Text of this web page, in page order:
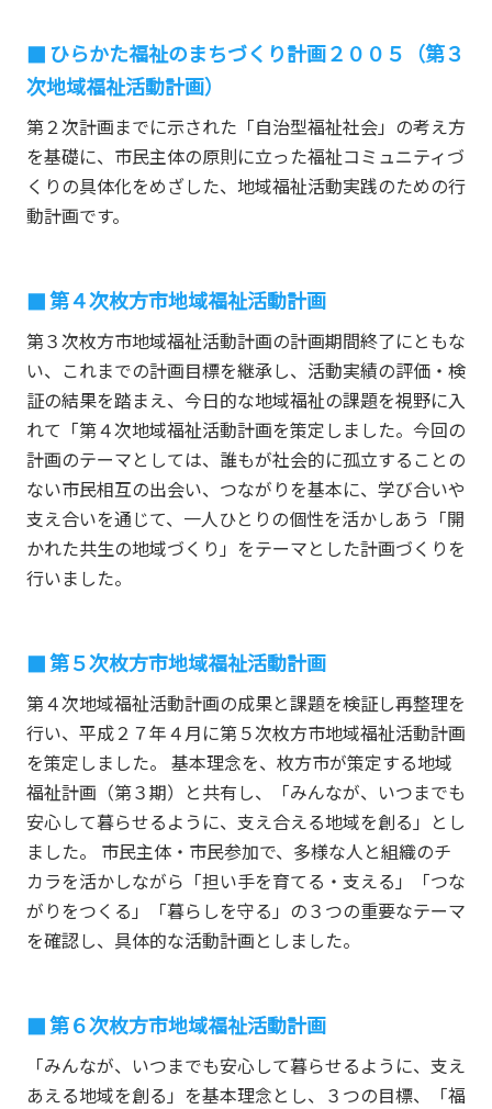
ひらかた福祉のまちづくり計画２００５（第３
次地域福祉活動計画）
第２次計画までに示された「自治型福祉社会」の考え方
を基礎に、市民主体の原則に立った福祉コミュニティづ
くりの具体化をめざした、地域福祉活動実践のための行
動計画です。
第４次枚方市地域福祉活動計画
第３次枚方市地域福祉活動計画の計画期間終了にともな
い、これまでの計画目標を継承し、活動実績の評価・検
証の結果を踏まえ、今日的な地域福祉の課題を視野に入
れて「第４次地域福祉活動計画を策定しました。今回の
計画のテーマとしては、誰もが社会的に孤立することの
ない市民相互の出会い、つながりを基本に、学び合いや
支え合いを通じて、一人ひとりの個性を活かしあう「開
かれた共生の地域づくり」をテーマとした計画づくりを
行いました。
第５次枚方市地域福祉活動計画
第４次地域福祉活動計画の成果と課題を検証し再整理を
行い、平成２７年４月に第５次枚方市地域福祉活動計画
を策定しました。 基本理念を、枚方市が策定する地域
福祉計画（第３期）と共有し、「みんなが、いつまでも
安心して暮らせるように、支え合える地域を創る」とし
ました。 市民主体・市民参加で、多様な人と組織のチ
カラを活かしながら「担い手を育てる・支える」「つな
がりをつくる」「暮らしを守る」の３つの重要なテーマ
を確認し、具体的な活動計画としました。
第６次枚方市地域福祉活動計画
「みんなが、いつまでも安心して暮らせるように、支え
あえる地域を創る」を基本理念とし、３つの目標、「福